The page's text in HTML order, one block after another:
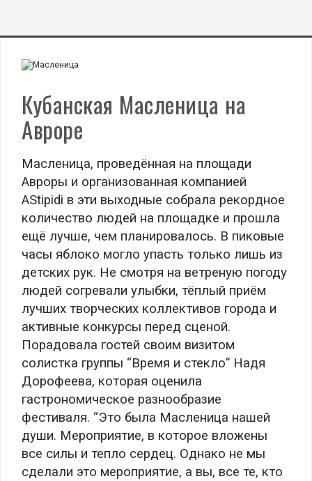
Кубанская Масленица на
Авроре
Масленица, проведённая на площади
Авроры и организованная компанией
AStipidi в эти выходные собрала рекордное
количество людей на площадке и прошла
ещё лучше, чем планировалось. В пиковые
часы яблоко могло упасть только лишь из
детских рук. Не смотря на ветреную погоду
людей согревали улыбки, тёплый приём
лучших творческих коллективов города и
активные конкурсы перед сценой.
Порадовала гостей своим визитом
солистка группы “Время и стекло” Надя
Дорофеева, которая оценила
гастрономическое разнообразие
фестиваля. “Это была Масленица нашей
души. Мероприятие, в которое вложены
все силы и тепло сердец. Однако не мы
сделали это мероприятие, а вы, все те, кто